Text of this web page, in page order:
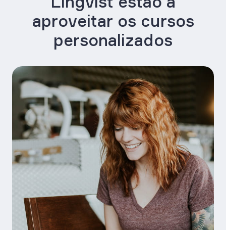
aproveitar os cursos
personalizados